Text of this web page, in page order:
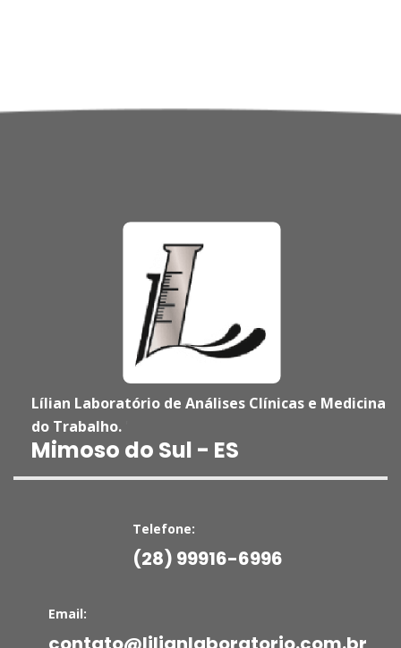
Lílian Laboratório de Análises Clínicas e Medicina
do Trabalho.
Mimoso do Sul - ES
Telefone:
(28) 99916-6996
Email: